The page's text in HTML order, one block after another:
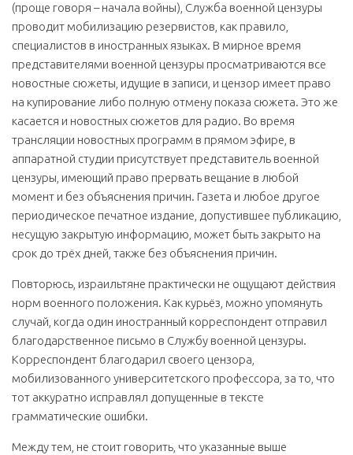
(проще говоря – начала войны), Служба военной цензуры
проводит мобилизацию резервистов, как правило,
специалистов в иностранных языках. В мирное время
представителями военной цензуры просматриваются все
новостные сюжеты, идущие в записи, и цензор имеет право
на купирование либо полную отмену показа сюжета. Это же
касается и новостных сюжетов для радио. Во время
трансляции новостных программ в прямом эфире, в
аппаратной студии присутствует представитель военной
цензуры, имеющий право прервать вещание в любой
момент и без объяснения причин. Газета и любое другое
периодическое печатное издание, допустившее публикацию,
несущую закрытую информацию, может быть закрыто на
срок до трёх дней, также без объяснения причин.
Повторюсь, израильтяне практически не ощущают действия
норм военного положения. Как курьёз, можно упомянуть
случай, когда один иностранный корреспондент отправил
благодарственное письмо в Службу военной цензуры.
Корреспондент благодарил своего цензора,
мобилизованного университетского профессора, за то, что
тот аккуратно исправлял допущенные в тексте
грамматические ошибки.
Между тем, не стоит говорить, что указанные выше